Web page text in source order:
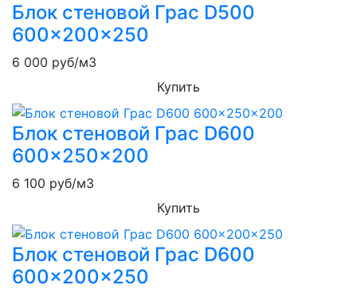
Блок стеновой Грас D500
600x200x250
6 000 руб/м3
Купить
Блок стеновой Грас D600
600x250x200
6 100 руб/м3
Купить
Блок стеновой Грас D600
600x200x250